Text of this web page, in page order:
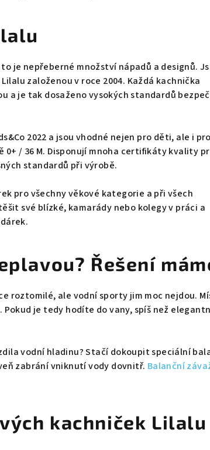
je nepřeberné množství nápadů a designů.
založenou v roce 2004. Každá kachnička
a je tak dosaženo vysokých standardů
2022 a jsou vhodné nejen pro děti, ale i
/ 36 M. Disponují mnoha certifikáty kvality
standardů při výrobě.
pro všechny věkové kategorie a při všech
své blízké, kamarády nebo kolegy v práci a
Řešení
roztomilé, ale vodní sporty jim moc nejdou.
je tedy hodíte do vany, spíš než
vodní hladinu? Stačí dokoupit speciální
zabrání vniknutí vody dovnitř. Balanční
kachniček Lilalu